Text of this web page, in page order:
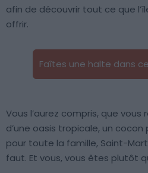
afin de découvrir tout ce que
offrir.
Faîtes une halte dans
Vous l’aurez compris, que
d’une oasis tropicale, un cocon
pour toute la famille, Saint-
faut. Et vous, vous êtes plutôt